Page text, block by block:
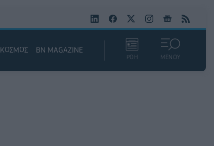
ΚΟΣΜΟΣ BN MAGAZINE
ΡΟΗ ΜΕΝΟΥ